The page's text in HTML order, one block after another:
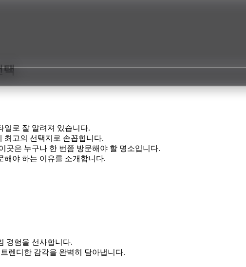
택
일로 잘 알려져 있습니다.
최고의 선택지로 손꼽힙니다.
곳은 누구나 한 번쯤 방문해야 할 명소입니다.
해야 하는 이유를 소개합니다.
경험을 선사합니다.
렌디한 감각을 완벽히 담아냅니다.